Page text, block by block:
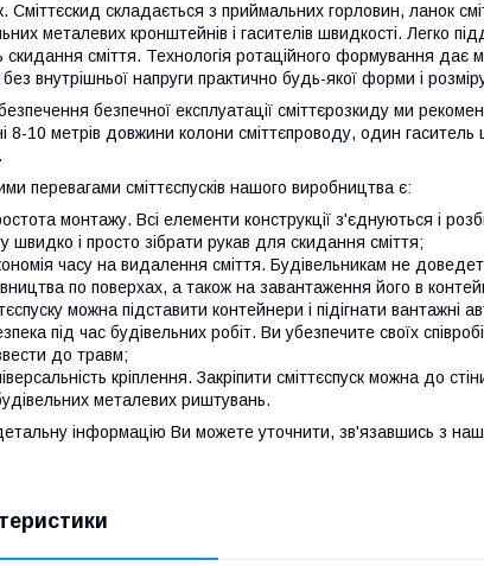
Сміттєскид складається з приймальних горловин, ланок
металевих кронштейнів і гасителів швидкості. Легко
скидання сміття. Технологія ротаційного формування дає
внутрішньої напруги практично будь-якої форми і
безпечної експлуатації сміттєрозкиду ми
8-10 метрів довжини колони сміттєпроводу, один гаситель
перевагами сміттєспусків нашого виробництва є:
монтажу. Всі елементи конструкції з'єднуються і
швидко і просто зібрати рукав для скидання сміття;
часу на видалення сміття. Будівельникам не
по поверхах, а також на завантаження його в
можна підставити контейнери і підігнати вантажні
під час будівельних робіт. Ви убезпечите своїх
до травм;
кріплення. Закріпити сміттєспуск можна до
металевих риштувань.
інформацію Ви можете уточнити, зв'язавшись з